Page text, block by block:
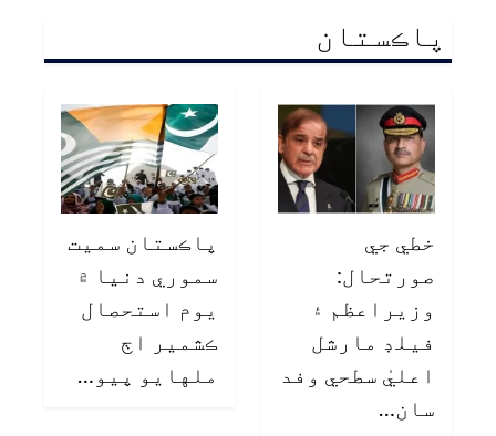
پاڪستان
خطي جي
صورتحال:
وزيراعظم ۽
فيلڊ مارشل
اعليٰ سطحي وفد
سان…
پاڪستان سميت
سموري دنيا ۾
يوم استحصال
ڪشمير اڄ
ملهايو پيو…